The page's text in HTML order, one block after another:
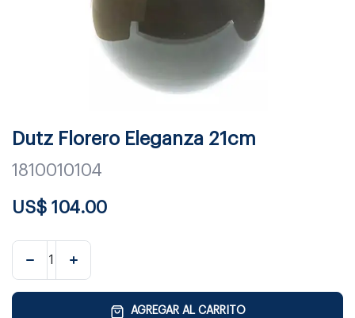
Dutz Florero Eleganza 21cm
1810010104
US$ 104.00
AGREGAR AL CARRITO